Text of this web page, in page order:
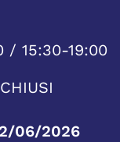
/ 15:30-19:00
CHIUSI
06/2026